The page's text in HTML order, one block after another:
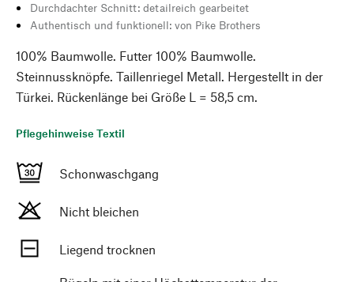
Durchdachter Schnitt: detailreich gearbeitet
Authentisch und funktionell: von Pike Brothers
100% Baumwolle. Futter 100% Baumwolle.
Steinnussknöpfe. Taillenriegel Metall. Hergestellt in der
Türkei. Rückenlänge bei Größe L = 58,5 cm.
Pflegehinweise Textil
Schonwaschgang
Nicht bleichen
Liegend trocknen